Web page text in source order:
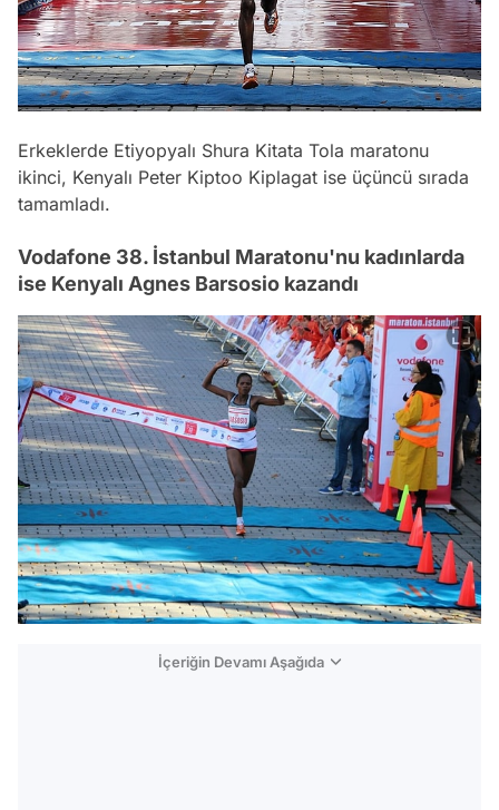
Erkeklerde Etiyopyalı Shura Kitata Tola maratonu
ikinci, Kenyalı Peter Kiptoo Kiplagat ise üçüncü sırada
tamamladı.
Vodafone 38. İstanbul Maratonu'nu kadınlarda
ise Kenyalı Agnes Barsosio kazandı
İçeriğin Devamı Aşağıda